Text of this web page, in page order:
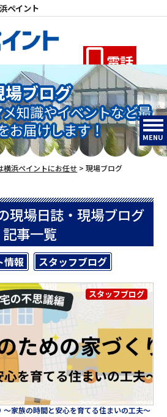
ペイント
電話
MENU
場ブログ
知識やイベントなど最
お届けします！
横浜ペイントにお任せ >現場ブログ
現場日誌・現場ブログ
記事一覧
情報 スタッフブログ
～家族の時間と安心を育てる住まいの工夫～
スタッフブログ